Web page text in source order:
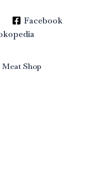
Facebook
Shop